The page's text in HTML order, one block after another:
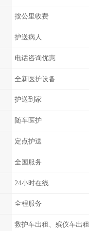
按公里收费
护送病人
电话咨询优惠
全新医护设备
护送到家
随车医护
定点护送
全国服务
24小时在线
全程服务
救护车出租、殡仪车出租